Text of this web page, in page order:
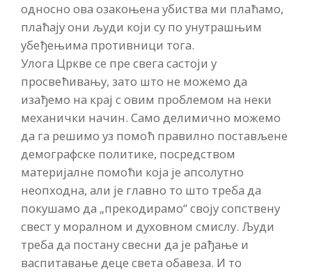
односно ова озакоњена убиства ми плаћамо,
плаћају они људи који су по унутрашњим
убеђењима противници тога.
Улога Цркве се пре свега састоји у
просвећивању, зато што не можемо да
изађемо на крај с овим проблемом на неки
механички начин. Само делимично можемо
да га решимо уз помоћ правилно постављене
демографске политике, посредством
материјалне помоћи која је апсолутно
неопходна, али је главно то што треба да
покушамо да „прекодирамо“ своју сопствену
свест у моралном и духовном смислу. Људи
треба да постану свесни да је рађање и
васпитавање деце света обавеза. И то